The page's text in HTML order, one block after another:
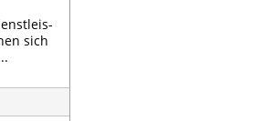
sich